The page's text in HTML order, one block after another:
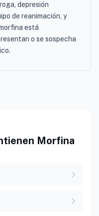
depresión
de reanimación, y
está
o se sospecha
Morfina